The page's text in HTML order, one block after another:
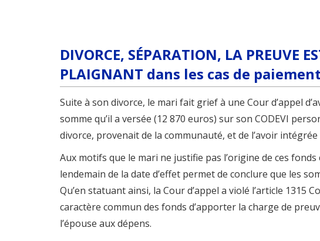
DIVORCE, SÉPARATION, LA PREUVE
PLAIGNANT dans les cas de paiement
Suite à son divorce, le mari fait grief à une Cour d’appel
somme qu’il a versée (12 870 euros) sur son CODEVI
divorce, provenait de la communauté, et de l’avoir
Aux motifs que le mari ne justifie pas l’origine de ces
lendemain de la date d’effet permet de conclure que les
Qu’en statuant ainsi, la Cour d’appel a violé l’article 1315
caractère commun des fonds d’apporter la charge de
l’épouse aux dépens.